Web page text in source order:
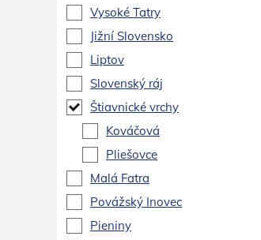
Vysoké Tatry
Jižní Slovensko
Liptov
Slovenský ráj
Štiavnické vrchy
Kováčová
Pliešovce
Malá Fatra
Povážský Inovec
Pieniny